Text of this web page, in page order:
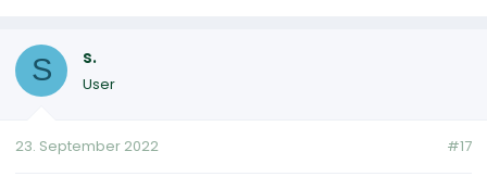
S s.
User
23. September 2022 #17